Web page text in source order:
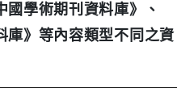
學術期刊資料庫》、
庫》等內容類型不同之資